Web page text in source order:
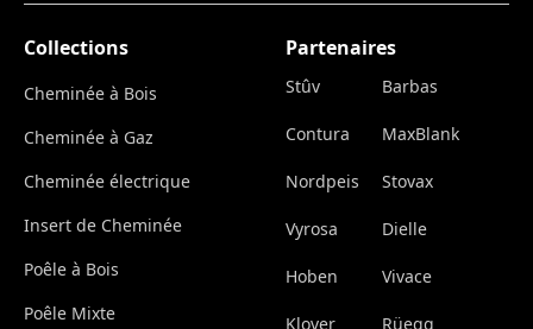
Collections
Cheminée à Bois
Cheminée à Gaz
Cheminée électrique
Insert de Cheminée
Poêle à Bois
Poêle Mixte
Partenaires
Stûv Barbas
Contura MaxBlank
Nordpeis Stovax
Vyrosa Dielle
Hoben Vivace
Klover Rüegg